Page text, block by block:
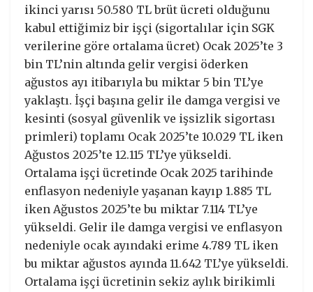
ikinci yarısı 50.580 TL brüt ücreti olduğunu
kabul ettiğimiz bir işçi (sigortalılar için SGK
verilerine göre ortalama ücret) Ocak 2025’te 3
bin TL’nin altında gelir vergisi öderken
ağustos ayı itibarıyla bu miktar 5 bin TL’ye
yaklaştı. İşçi başına gelir ile damga vergisi ve
kesinti (sosyal güvenlik ve işsizlik sigortası
primleri) toplamı Ocak 2025’te 10.029 TL iken
Ağustos 2025’te 12.115 TL’ye yükseldi.
Ortalama işçi ücretinde Ocak 2025 tarihinde
enflasyon nedeniyle yaşanan kayıp 1.885 TL
iken Ağustos 2025’te bu miktar 7.114 TL’ye
yükseldi. Gelir ile damga vergisi ve enflasyon
nedeniyle ocak ayındaki erime 4.789 TL iken
bu miktar ağustos ayında 11.642 TL’ye yükseldi.
Ortalama işçi ücretinin sekiz aylık birikimli